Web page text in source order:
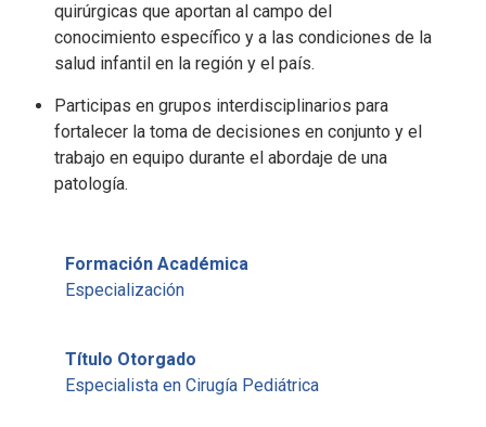
quirúrgicas que aportan al campo del
conocimiento específico y a las condiciones de la
salud infantil en la región y el país.
Participas en grupos interdisciplinarios para
fortalecer la toma de decisiones en conjunto y el
trabajo en equipo durante el abordaje de una
patología.
Formación Académica
Especialización
Título Otorgado
Especialista en Cirugía Pediátrica